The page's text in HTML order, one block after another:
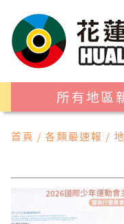
所有地區
首頁 / 各類最速報 /